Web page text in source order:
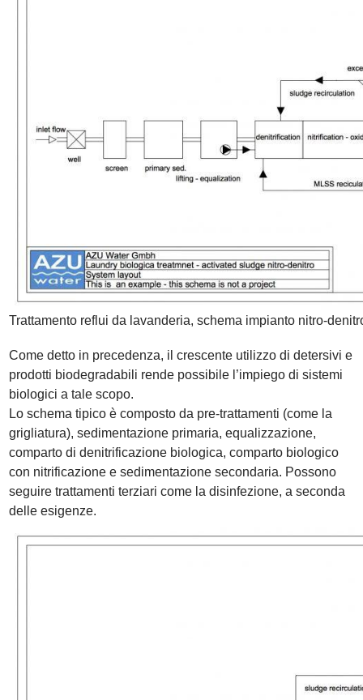
Trattamento reflui da lavanderia, schema impianto nitro-
Come detto in precedenza, il crescente utilizzo di detersivi e
prodotti biodegradabili rende possibile l’impiego di sistemi
biologici a tale scopo.
Lo schema tipico è composto da pre-trattamenti (come la
grigliatura), sedimentazione primaria, equalizzazione,
comparto di denitrificazione biologica, comparto biologico
con nitrificazione e sedimentazione secondaria. Possono
seguire trattamenti terziari come la disinfezione, a seconda
delle esigenze.